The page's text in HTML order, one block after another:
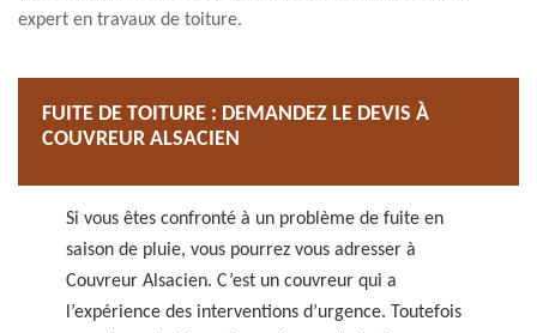
expert en travaux de toiture.
FUITE DE TOITURE : DEMANDEZ LE DEVIS À
COUVREUR ALSACIEN
Si vous êtes confronté à un problème de fuite en
saison de pluie, vous pourrez vous adresser à
Couvreur Alsacien. C’est un couvreur qui a
l’expérience des interventions d’urgence. Toutefois